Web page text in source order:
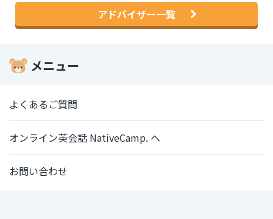
アドバイザー一覧
メニュー
よくあるご質問
オンライン英会話 NativeCamp. へ
お問い合わせ